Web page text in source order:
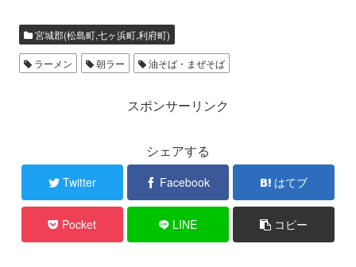
宮城郡(松島町,七ヶ浜町,利府町)
ラーメン 朝ラー 油そば・まぜそば
スポンサーリンク
シェアする
Twitter Facebook はてブ
Pocket LINE コピー